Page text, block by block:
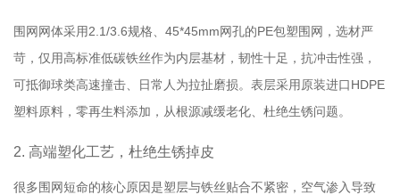
围网网体采用2.1/3.6规格、45*45mm网孔的PE包塑围网，选材严
苛，仅用高标准低碳铁丝作为内层基材，韧性十足，抗冲击性强，
可抵御球类高速撞击、日常人为拉扯磨损。表层采用原装进口HDPE
塑料原料，零再生料添加，从根源减缓老化、杜绝生锈问题。
2. 高端塑化工艺，杜绝生锈掉皮
很多围网短命的核心原因是塑层与铁丝贴合不紧密，空气渗入导致